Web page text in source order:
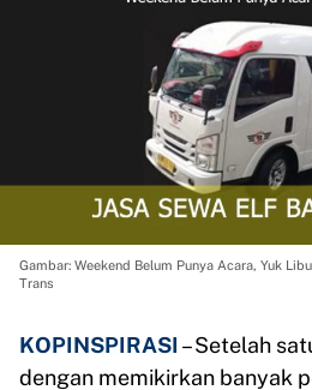
Gambar: Weekend Belum Punya Acara, Yuk
Trans
KOPINSPIRASI – Setelah
dengan memikirkan banyak